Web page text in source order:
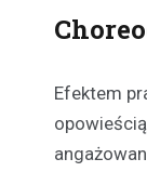
Efektem